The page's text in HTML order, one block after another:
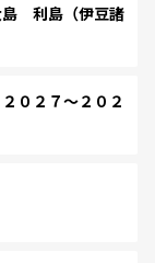
利島（伊豆諸
２７～２０２